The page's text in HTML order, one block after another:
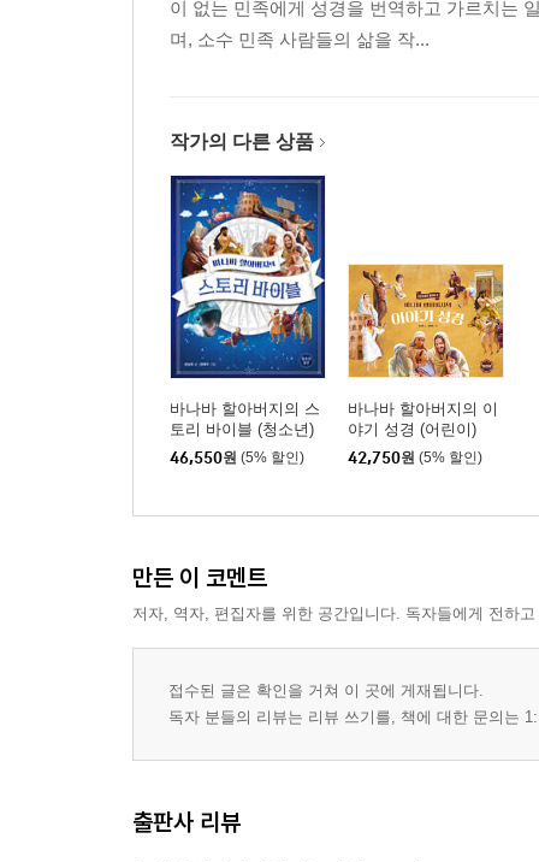
이 없는 민족에게 성경을 번역하고 가르치는
며, 소수 민족 사람들의 삶을 작...
작가의 다른 상품
바나바 할아버지의 스
토리 바이블 (청소년)
46,550원 (5% 할인)
바나바 할아버지의 이
야기 성경 (어린이)
42,750원 (5% 할인)
만든 이 코멘트
저자, 역자, 편집자를 위한 공간입니다. 독자들에게 전하
접수된 글은 확인을 거쳐 이 곳에 게재됩니다.
독자 분들의 리뷰는 리뷰 쓰기를, 책에 대한 문의는
출판사 리뷰